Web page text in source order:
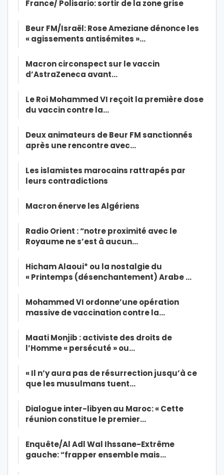
France/ Polisario: sortir de la zone grise
Beur FM/Israël: Rose Ameziane dénonce les
« agissements antisémites »…
Macron circonspect sur le vaccin
d’AstraZeneca avant…
Le Roi Mohammed VI reçoit la première dose
du vaccin contre la…
Deux animateurs de Beur FM sanctionnés
après une rencontre avec…
Les islamistes marocains rattrapés par
leurs contradictions
Macron énerve les Algériens
Radio Orient : “notre proximité avec le
Royaume ne s’est à aucun…
Hicham Alaoui* ou la nostalgie du
« Printemps (désenchantement) Arabe …
Mohammed VI ordonne’une opération
massive de vaccination contre la…
Maati Monjib : activiste des droits de
l’Homme « persécuté » ou…
« Il n’y aura pas de résurrection jusqu’à ce
que les musulmans tuent…
Dialogue inter-libyen au Maroc: « Cette
réunion constitue le premier…
Enquête/Al Adl Wal Ihssane-Extrême
gauche: “frapper ensemble mais…